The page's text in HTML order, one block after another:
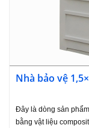
Nhà bảo vệ
Đây là dòng sản
bằng vật liệu